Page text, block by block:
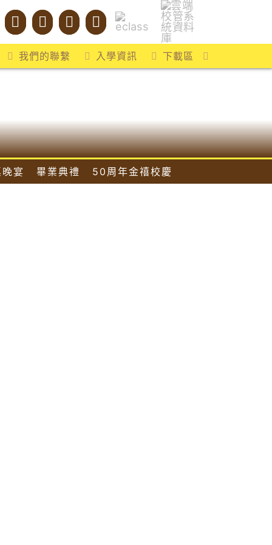
我們的聯繫 入學資訊 下載區
宴 畢業典禮 50周年金禧校慶